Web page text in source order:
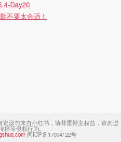
Day20
不要太合适！
源匀来自小红书，请尊重博主权益，请勿进
播等侵权行为。
闽ICP备17004122号